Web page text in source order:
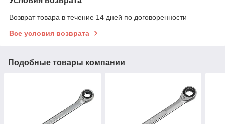
Возврат товара в течение 14 дней по договоренности
Все условия возврата
Подобные товары компании